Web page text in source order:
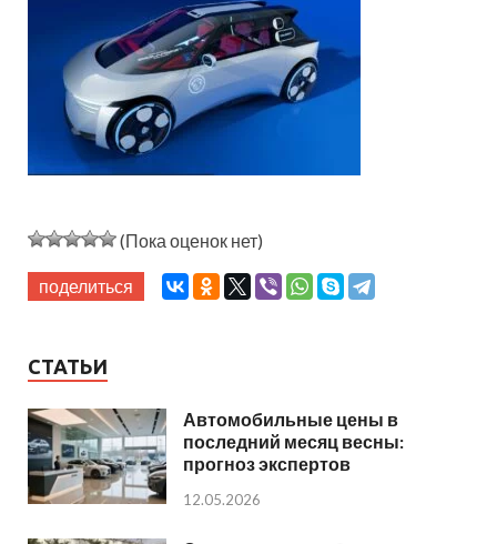
(Пока оценок нет)
поделиться
СТАТЬИ
Автомобильные цены в
последний месяц весны:
прогноз экспертов
12.05.2026